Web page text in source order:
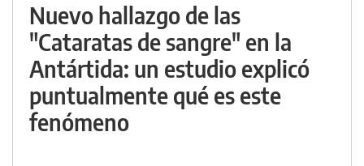
Nuevo hallazgo de las
"Cataratas de sangre" en la
Antártida: un estudio explicó
puntualmente qué es este
fenómeno